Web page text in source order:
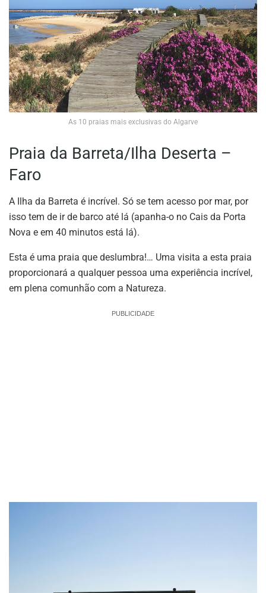
As 10 praias mais exclusivas do Algarve
Praia da Barreta/Ilha Deserta –
Faro
A Ilha da Barreta é incrível. Só se tem acesso por mar, por
isso tem de ir de barco até lá (apanha-o no Cais da Porta
Nova e em 40 minutos está lá).
Esta é uma praia que deslumbra!… Uma visita a esta praia
proporcionará a qualquer pessoa uma experiência incrível,
em plena comunhão com a Natureza.
PUBLICIDADE